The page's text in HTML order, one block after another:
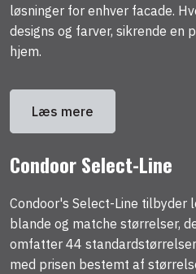
løsninger for enhver facade.
designs og farver, sikrende en
hjem.
Læs mere
Condoor Select-Line
Condoor's Select-Line tilbyder
blande og matche størrelser,
omfatter 44
med prisen bestemt af